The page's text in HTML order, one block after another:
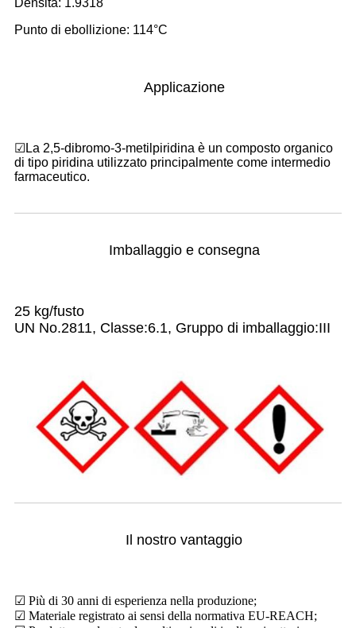
Densità: 1.9318
Punto di ebollizione: 114°C
Applicazione
☑ La 2,5-dibromo-3-metilpiridina è un composto organico
di tipo piridina utilizzato principalmente come intermedio
farmaceutico.
Imballaggio e consegna
25 kg/fusto
UN No.2811, Classe:6.1, Gruppo di imballaggio:III
Il nostro vantaggio
☑ Più di 30 anni di esperienza nella produzione;
☑ Materiale registrato ai sensi della normativa EU-REACH;